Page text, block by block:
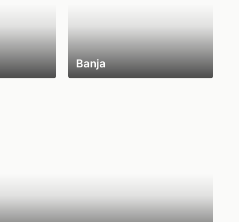
Banja